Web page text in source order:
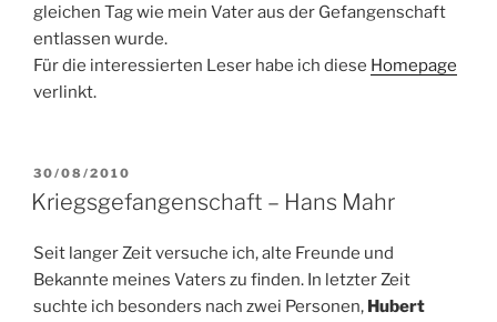
gleichen Tag wie mein Vater aus der Gefangenschaft
entlassen wurde.
Für die interessierten Leser habe ich diese Homepage
verlinkt.
VERÖFFENTLICHT
AM
30/08/2010
Kriegsgefangenschaft – Hans Mahr
Seit langer Zeit versuche ich, alte Freunde und
Bekannte meines Vaters zu finden. In letzter Zeit
suchte ich besonders nach zwei Personen, Hubert